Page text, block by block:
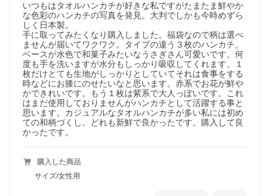
いつもはタオルハンカチが好きな私ですがたまたま鮮やか
な色彩のハンカチの写真を発見。大判でしかも今時めずら
しく日本製。
手に取ってみたくなり購入しました。福袋なので柄は選べ
ませんが届いてワクワク。タイプの違う３枚のハンカチ。
ベースが水色で和菓子みたいなうさぎさん可愛いです。何
度も手を洗いますが水分もしっかり吸収してくれます。１
枚だけとても生地がしっかりとしていてそれは食事をする
時などにお膝にのせたいなと思います。赤系でお花が鮮や
かできれいです。もう１枚は紫系で大人っぽいです。これ
はまだ使用しておりませんがハンカチとして活躍する事と
思います。カジュアルなタオルハンカチが多い私には初め
ての和柄づくし。どれも新鮮で良かったです。購入して良
かったです。
購入した商品
サイズ/女性用